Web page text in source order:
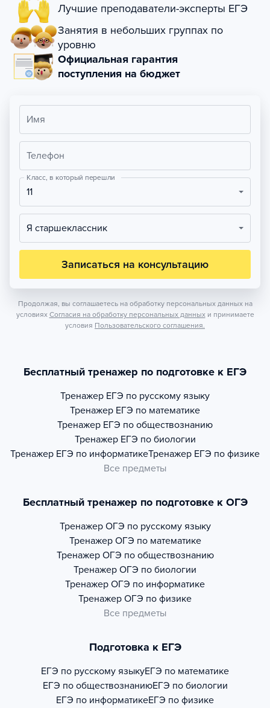
Лучшие преподаватели-эксперты ЕГЭ
Занятия в небольших группах по
уровню
Официальная гарантия
поступления на бюджет
Имя
Телефон
Класс, в который перешли
11
Я старшеклассник
Записаться на консультацию
Продолжая, вы соглашаетесь на обработку персональных данных на
условиях Согласия на обработку персональных данных и принимаете
условия Пользовательского соглашения.
Бесплатный тренажер по подготовке к ЕГЭ
Тренажер ЕГЭ по русскому языку
Тренажер ЕГЭ по математике
Тренажер ЕГЭ по обществознанию
Тренажер ЕГЭ по биологии
Тренажер ЕГЭ по информатикеТренажер ЕГЭ по физике
Все предметы
Бесплатный тренажер по подготовке к ОГЭ
Тренажер ОГЭ по русскому языку
Тренажер ОГЭ по математике
Тренажер ОГЭ по обществознанию
Тренажер ОГЭ по биологии
Тренажер ОГЭ по информатике
Тренажер ОГЭ по физике
Все предметы
Подготовка к ЕГЭ
ЕГЭ по русскому языкуЕГЭ по математике
ЕГЭ по обществознаниюЕГЭ по биологии
ЕГЭ по информатикеЕГЭ по физике